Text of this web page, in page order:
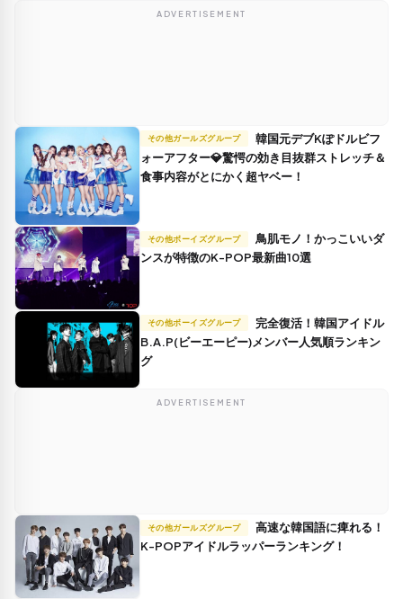
ADVERTISEMENT
その他ガールズグループ
ォーアフター💎驚愕の効き目抜群ストレッチ＆
食事内容がとにかく超ヤベー！
その他ボーイズグループ
ンスが特徴のK-POP最新曲10選
その他ボーイズグループ
B.A.P(ビーエーピー)メンバー人気順ランキン
グ
ADVERTISEMENT
その他ガールズグループ
K-POPアイドルラッパーランキング！